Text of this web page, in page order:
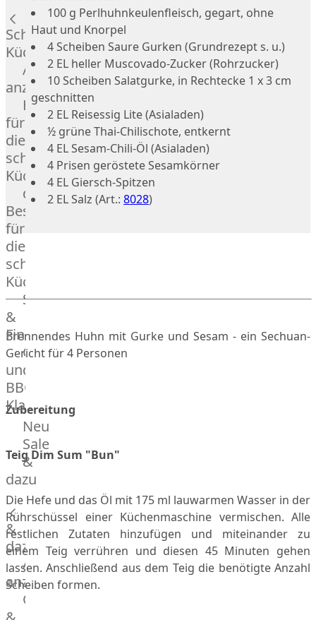
Bison
Kaninchen
Wild
Rotwild
Elch
Dry-
Aged
Burger
Würstchen
Traditionell
klassisch
Außergewöhnlich
&
exotisch
OTTO
GOURMET
Manufaktur
Bratwurstsets
&
Toppings
Hackfleisch
Aufschnitt
Schinken
Schnelle
Küche
Alle
anzeigen
Hausmannskost
für
die
schnelle
Küche
das
Besondere
für
die
schnelle
Küche
Streetfood
&
Fingerfood
Grill-
und
BBQ-
Klassiker
Beilagen
Brot
&
Brötchen
Brot
Burger
Buns
&
Hot
Dog
Brötchen
Neu
Sale
&
dazu
&
dazu
Alle
anzeigen
Gewürze
100 g Perlhuhnkeulenfleisch, gegart, ohne
Haut und Knorpel
4 Scheiben Saure Gurken (Grundrezept s. u.)
2 EL heller Muscovado-Zucker (Rohrzucker)
10 Scheiben Salatgurke, in Rechtecke 1 x 3 cm
geschnitten
2 EL Reisessig Lite (Asialaden)
½ grüne Thai-Chilischote, entkernt
4 EL Sesam-Chili-Öl (Asialaden)
4 Prisen geröstete Sesamkörner
4 EL Giersch-Spitzen
2 EL Salz (Art.: 8028)
Brennendes Huhn mit Gurke und Sesam - ein Sechuan-
Gericht für 4 Personen
Zubereitung
Teig Dim Sum "Bun"
Die Hefe und das Öl mit 175 ml lauwarmen Wasser in der
Rührschüssel einer Küchenmaschine vermischen. Alle
restlichen Zutaten hinzufügen und miteinander zu
einem Teig verrühren und diesen 45 Minuten gehen
lassen. Anschließend aus dem Teig die benötigte Anzahl
Scheiben formen.